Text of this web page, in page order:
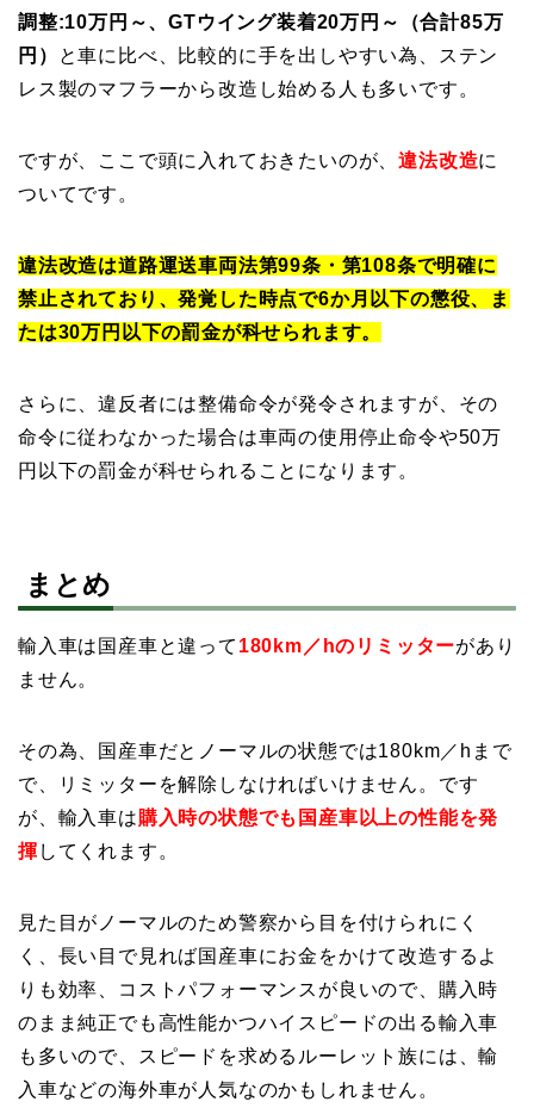
調整:10万円～、GTウイング装着20万円～（合計85万
円）
と車に比べ、比較的に手を出しやすい為、ステン
レス製のマフラーから改造し始める人も多いです。
ですが、ここで頭に入れておきたいのが、違法改造に
ついてです。
違法改造は道路運送車両法第99条・第108条で明確に
禁止されており、発覚した時点で6か月以下の懲役、ま
たは30万円以下の罰金が科せられます。
さらに、違反者には整備命令が発令されますが、その
命令に従わなかった場合は車両の使用停止命令や50万
円以下の罰金が科せられることになります。
まとめ
輸入車は国産車と違って 180km／hのリミッターがあり
ません。
その為、国産車だとノーマルの状態では180km／hまで
で、リミッターを解除しなければいけません。です
が、輸入車は購入時の状態でも国産車以上の性能を発
揮 してくれます。
見た目がノーマルのため警察から目を付けられにく
く、長い目で見れば国産車にお金をかけて改造するよ
りも効率、コストパフォーマンスが良いので、購入時
のまま純正でも高性能かつハイスピードの出る輸入車
も多いので、スピードを求めるルーレット族には、輸
入車などの海外車が人気なのかもしれません。